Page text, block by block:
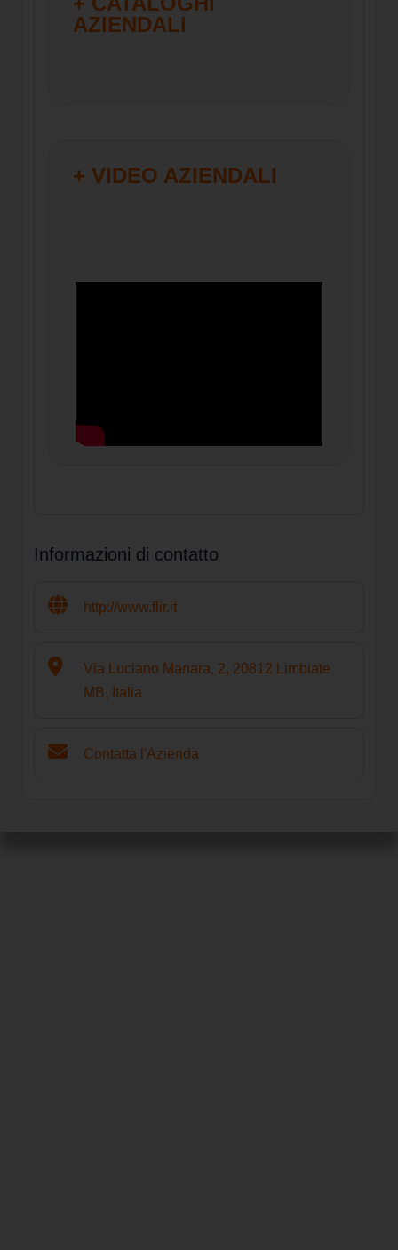
AZIENDALI
+ VIDEO AZIENDALI
Informazioni di contatto
http://www.flir.it
Via Luciano Manara, 2, 20812 Limbiate
MB, Italia
Contatta l'Azienda